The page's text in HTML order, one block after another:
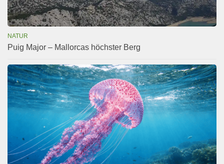
NATUR
Puig Major – Mallorcas höchster Berg